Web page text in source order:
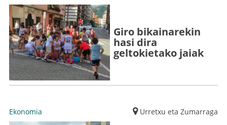
Giro bikainarekin
hasi dira
geltokietako jaiak
Ekonomia Urretxu eta Zumarraga